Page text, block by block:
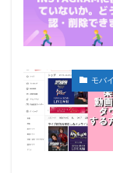
モバ